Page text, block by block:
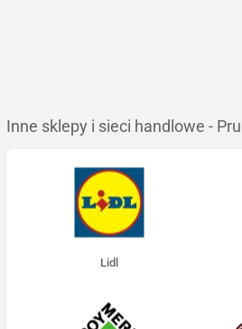
Inne sklepy i sieci handlowe -
Lidl